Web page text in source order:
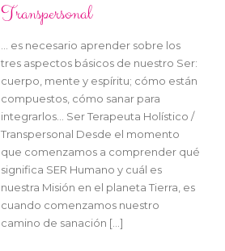
Transpersonal
… es necesario aprender sobre los
tres aspectos básicos de nuestro Ser:
cuerpo, mente y espíritu; cómo están
compuestos, cómo sanar para
integrarlos… Ser Terapeuta Holístico /
Transpersonal Desde el momento
que comenzamos a comprender qué
significa SER Humano y cuál es
nuestra Misión en el planeta Tierra, es
cuando comenzamos nuestro
camino de sanación […]